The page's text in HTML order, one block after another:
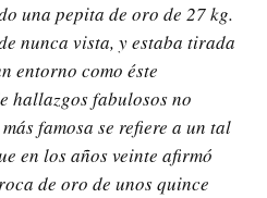
una pepita de oro de 27 kg.
nunca vista, y estaba tirada
entorno como éste
hallazgos fabulosos no
famosa se refiere a un tal
en los años veinte afirmó
de oro de unos quince